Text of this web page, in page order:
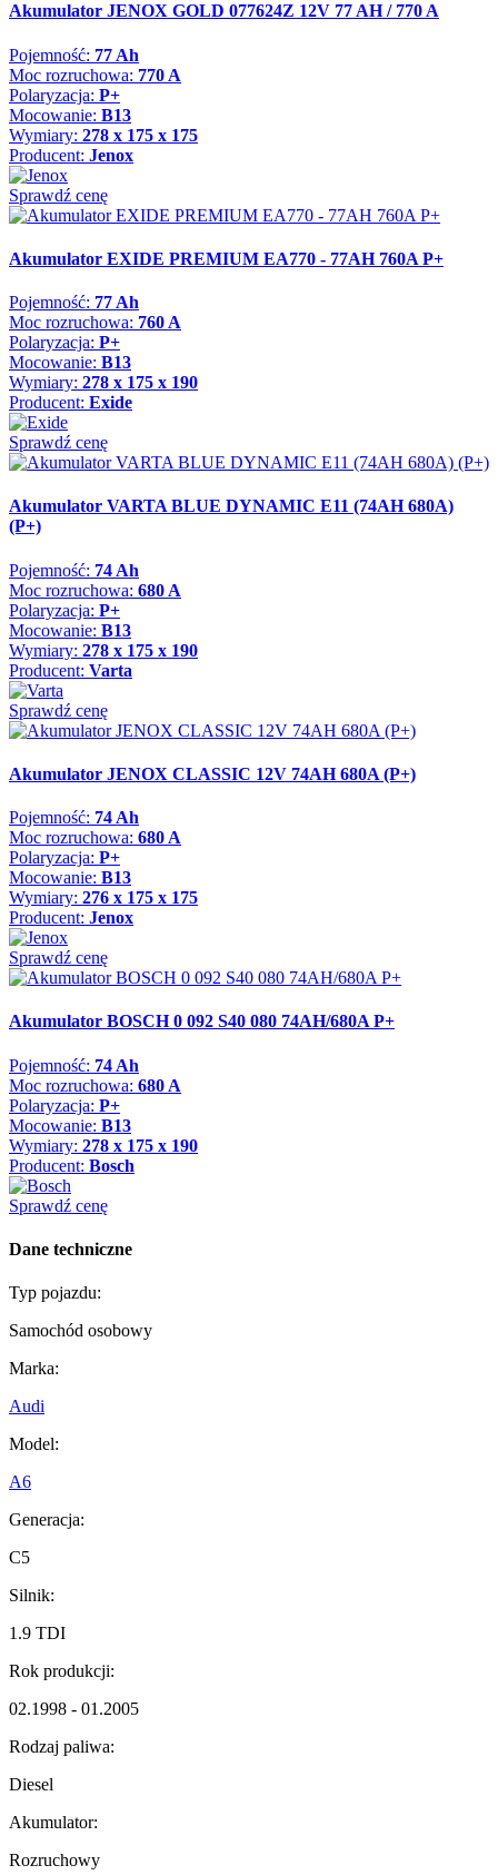
Akumulator JENOX GOLD 077624Z 12V 77 AH / 770 A
Pojemność: 77 Ah
Moc rozruchowa: 770 A
Polaryzacja: P+
Mocowanie: B13
Wymiary: 278 x 175 x 175
Producent: Jenox
Sprawdź cenę
Akumulator EXIDE PREMIUM EA770 - 77AH 760A P+
Pojemność: 77 Ah
Moc rozruchowa: 760 A
Polaryzacja: P+
Mocowanie: B13
Wymiary: 278 x 175 x 190
Producent: Exide
Sprawdź cenę
Akumulator VARTA BLUE DYNAMIC E11 (74AH 680A)
(P+)
Pojemność: 74 Ah
Moc rozruchowa: 680 A
Polaryzacja: P+
Mocowanie: B13
Wymiary: 278 x 175 x 190
Producent: Varta
Sprawdź cenę
Akumulator JENOX CLASSIC 12V 74AH 680A (P+)
Pojemność: 74 Ah
Moc rozruchowa: 680 A
Polaryzacja: P+
Mocowanie: B13
Wymiary: 276 x 175 x 175
Producent: Jenox
Sprawdź cenę
Akumulator BOSCH 0 092 S40 080 74AH/680A P+
Pojemność: 74 Ah
Moc rozruchowa: 680 A
Polaryzacja: P+
Mocowanie: B13
Wymiary: 278 x 175 x 190
Producent: Bosch
Sprawdź cenę
Dane techniczne
Typ pojazdu:
Samochód osobowy
Marka:
Audi
Model:
A6
Generacja:
C5
Silnik:
1.9 TDI
Rok produkcji:
02.1998 - 01.2005
Rodzaj paliwa:
Diesel
Akumulator:
Rozruchowy